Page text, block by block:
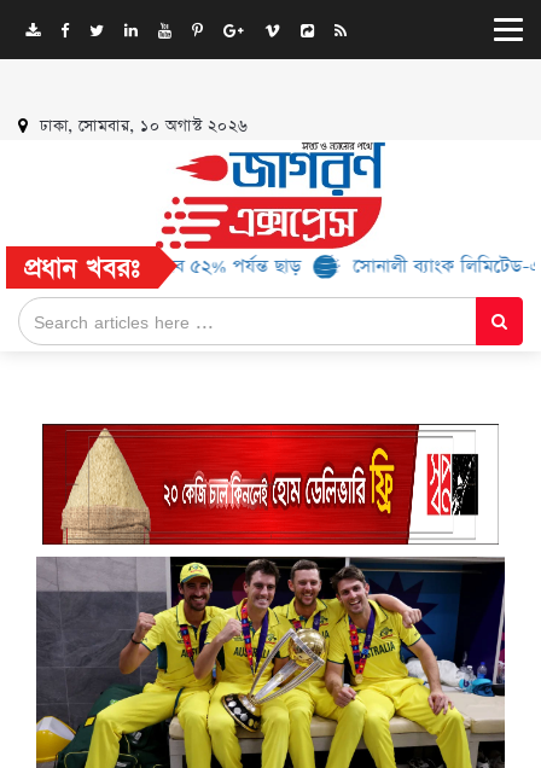
ঢাকা, সোমবার, ১০ অগাস্ট ২০২৬
প্রধান খবরঃ
মিলবে ৫২% পর্যন্ত ছাড় সোনালী ব্যাংক লিমিটেড-এর ‘কৃষক